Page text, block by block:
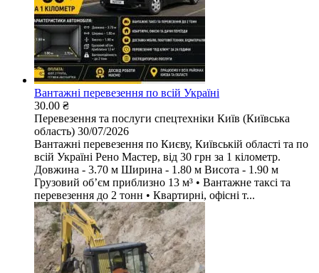
Вантажні перевезення по всій Україні
30.00 ₴
Перевезення та послуги спецтехніки Київ (Київська
область) 30/07/2026
Вантажні перевезення по Києву, Київській області та по
всій Україні Рено Мастер, від 30 грн за 1 кілометр.
Довжина - 3.70 м Ширина - 1.80 м Висота - 1.90 м
Грузовий обʼєм приблизно 13 м³ • Вантажне таксі та
перевезення до 2 тонн • Квартирні, офісні т...